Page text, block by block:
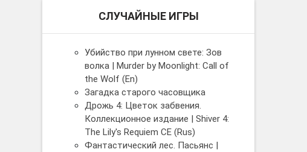
СЛУЧАЙНЫЕ ИГРЫ
Убийство при лунном свете: Зов
волка | Murder by Moonlight: Call of
the Wolf (En)
Загадка старого часовщика
Дрожь 4: Цветок забвения.
Коллекционное издание | Shiver 4:
The Lily's Requiem CE (Rus)
Фантастический лес. Пасьянс |